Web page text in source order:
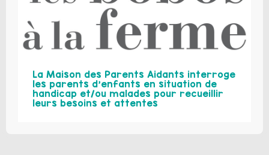
La Maison des Parents Aidants interroge
les parents d’enfants en situation de
handicap et/ou malades pour recueillir
leurs besoins et attentes